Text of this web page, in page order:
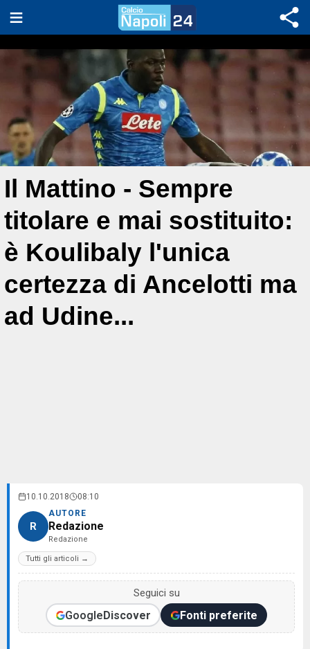
Il Mattino - Sempre
titolare e mai sostituito:
è Koulibaly l'unica
certezza di Ancelotti ma
ad Udine...
10.10.2018 08:10
R
AUTORE
Redazione
Redazione
Tutti gli articoli →
Seguici su
GoogleDiscover Fonti preferite